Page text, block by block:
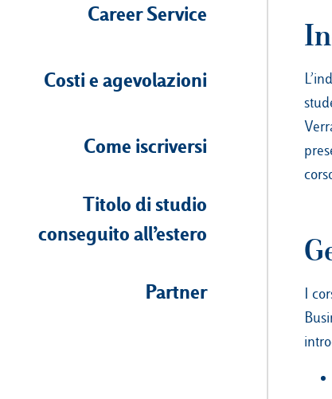
Career Service
Costi e agevolazioni
Come iscriversi
Titolo di studio
conseguito all’estero
Partner
I